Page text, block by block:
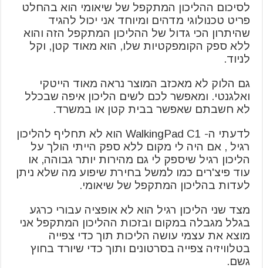
לסיכום ההליכון המתקפל של שיאומי הוא בהחלט
פריט טכנולוגי מדהים ומיוחד אני יכול להגיד
שהיתרון הכי גדול של ההליכון המתקפל הזה והוא
ללא ספק הקומפקטיות שלו, הוא מאוד קטן, וקל
לניוד.
גם הלוק לא מאכזב המוצר נראה מאוד הייטקי
ואלגנטי. ומאפשר לכם לשים הליכון איפה שבכלל
לא חשבתם שאפשר בבית קטן או במשרד.
לדעתי ה- WalkingPad C1 הוא לא תחליף להליכון
רגיל , אם היה לי מקום ללא ספק הייתי הולך על
הליכון רגיל שיספק לי גם מהירות יותר גבוהה, או
עוד פיצ'רים כמו למשל בחירת שיפוע מה שלא ניתן
לעדות בהליכון המתקפל של שיאומי.
מצד שני הליכון רגיל הוא לא אופציה עבורי כרגע
בגלל מגבלה במקום ובזכות ההליכון המתקפל אני
מוצא את עצמי עושה הליכות תוך כדי צפייה
בטלוויזיה צפייה בסרטונים ותוך כדי שיורד בחוץ
גשם.